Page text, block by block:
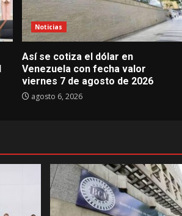
Noticias
Así se cotiza el dólar en
Venezuela con fecha valor
viernes 7 de agosto de 2026
agosto 6, 2026